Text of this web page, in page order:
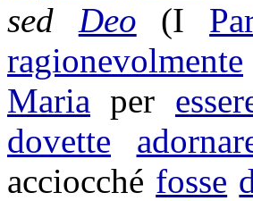
sed Deo (I
ragionevolmente
Maria per
dovette
acciocché fosse